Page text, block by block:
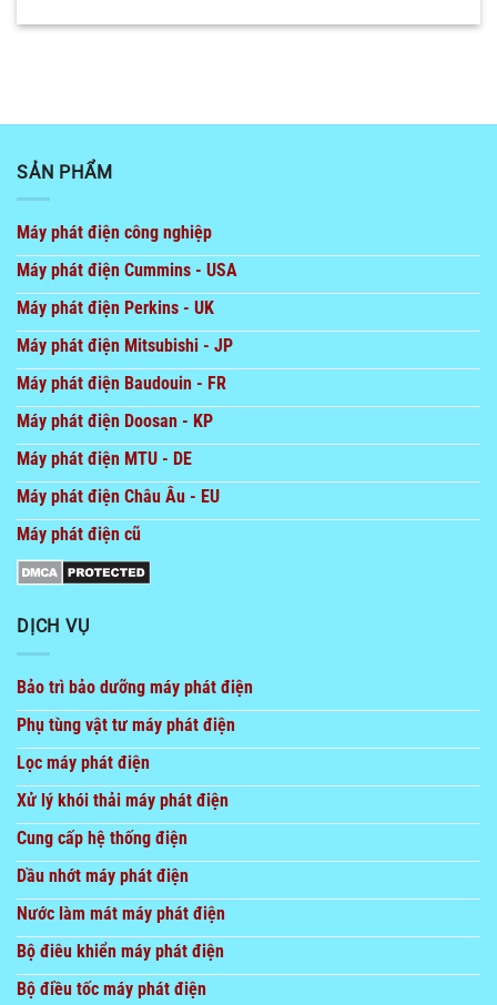
SẢN PHẨM
Máy phát điện công nghiệp
Máy phát điện Cummins - USA
Máy phát điện Perkins - UK
Máy phát điện Mitsubishi - JP
Máy phát điện Baudouin - FR
Máy phát điện Doosan - KP
Máy phát điện MTU - DE
Máy phát điện Châu Âu - EU
Máy phát điện cũ
DỊCH VỤ
Bảo trì bảo dưỡng máy phát điện
Phụ tùng vật tư máy phát điện
Lọc máy phát điện
Xử lý khói thải máy phát điện
Cung cấp hệ thống điện
Dầu nhớt máy phát điện
Nước làm mát máy phát điện
Bộ điêu khiển máy phát điện
Bộ điều tốc máy phát điện